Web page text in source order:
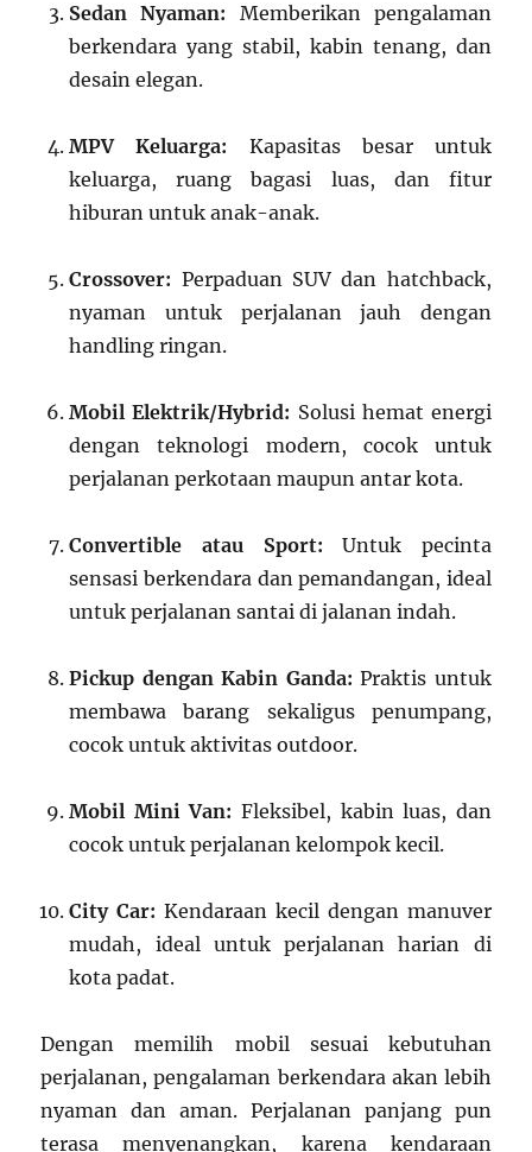
Sedan Nyaman: Memberikan pengalaman
berkendara yang stabil, kabin tenang, dan
desain elegan.
MPV Keluarga: Kapasitas besar untuk
keluarga, ruang bagasi luas, dan fitur
hiburan untuk anak-anak.
Crossover: Perpaduan SUV dan hatchback,
nyaman untuk perjalanan jauh dengan
handling ringan.
Mobil Elektrik/Hybrid: Solusi hemat energi
dengan teknologi modern, cocok untuk
perjalanan perkotaan maupun antar kota.
Convertible atau Sport: Untuk pecinta
sensasi berkendara dan pemandangan, ideal
untuk perjalanan santai di jalanan indah.
Pickup dengan Kabin Ganda: Praktis untuk
membawa barang sekaligus penumpang,
cocok untuk aktivitas outdoor.
Mobil Mini Van: Fleksibel, kabin luas, dan
cocok untuk perjalanan kelompok kecil.
City Car: Kendaraan kecil dengan manuver
mudah, ideal untuk perjalanan harian di
kota padat.
Dengan memilih mobil sesuai kebutuhan
perjalanan, pengalaman berkendara akan lebih
nyaman dan aman. Perjalanan panjang pun
terasa menyenangkan, karena kendaraan